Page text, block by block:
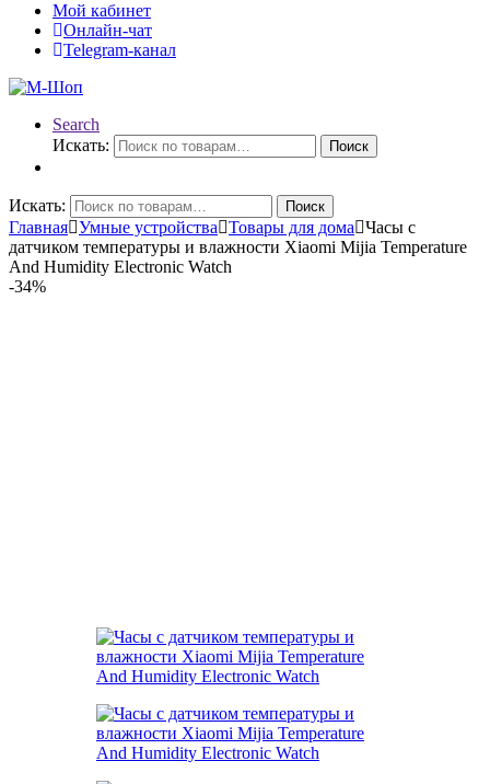
Мой кабинет
Онлайн-чат
Telegram-канал
Search
Искать:
Поиск
Искать: Поиск
Главная Умные устройства Товары для дома
Часы с
датчиком температуры и влажности Xiaomi Mijia Temperature
And Humidity Electronic Watch
-34%